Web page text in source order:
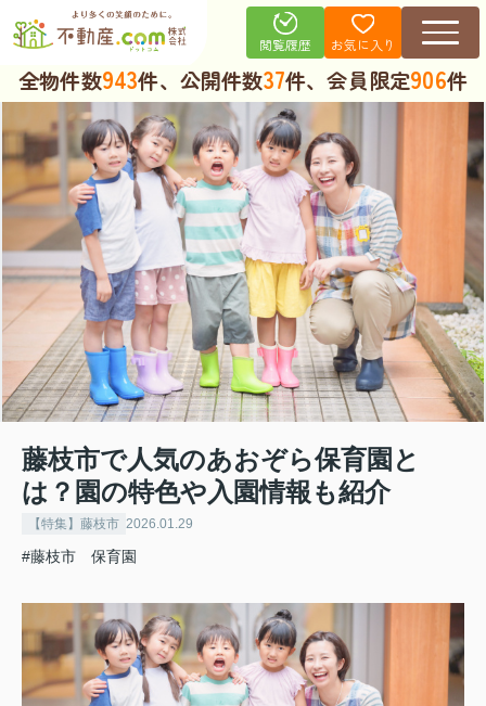
閲覧履歴 お気に入り
全物件数943件、公開件数37件、会員限定906件
藤枝市で人気のあおぞら保育園と
は？園の特色や入園情報も紹介
【特集】藤枝市 2026.01.29
#藤枝市 保育園